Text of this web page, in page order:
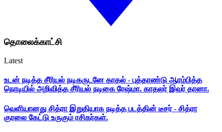
தொலைக்காட்சி
Latest
உடன் நடித்த சீரியல் நடிகருடனே காதல் - புத்தாண்டு ஆரம்பித்த
நொடியில் அறிவித்த சீரியல் நடிகை ரேஷ்மா. காதலர் இவர் தானா.
வெளியானது சித்ரா இறுதியாக நடித்த படத்தின் டீசர் - சித்ரா
குரலை கேட்டு உருகும் ரசிகர்கள்.